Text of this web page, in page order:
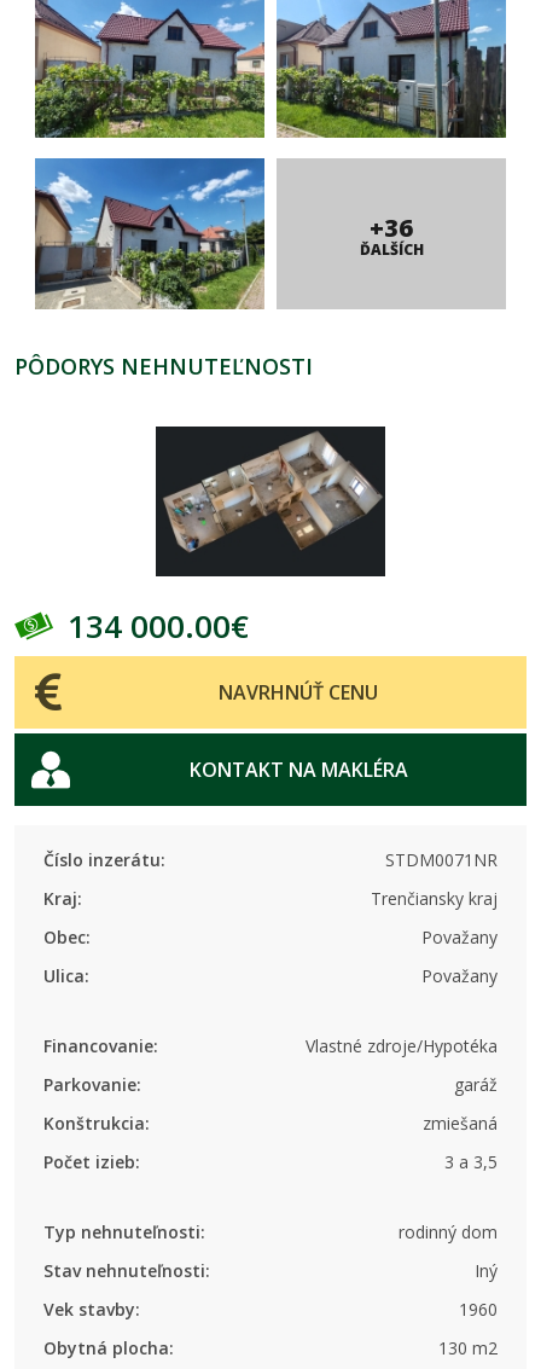
+36
ĎALŠÍCH
PÔDORYS NEHNUTEĽNOSTI
134 000.00€
NAVRHNÚŤ CENU
KONTAKT NA MAKLÉRA
Číslo inzerátu:
STDM0071NR
Kraj:
Trenčiansky kraj
Obec:
Považany
Ulica:
Považany
Financovanie:
Vlastné zdroje/Hypotéka
Parkovanie:
garáž
Konštrukcia:
zmiešaná
Počet izieb:
3 a 3,5
Typ nehnuteľnosti:
rodinný dom
Stav nehnuteľnosti:
Iný
Vek stavby:
1960
Obytná plocha:
130 m2